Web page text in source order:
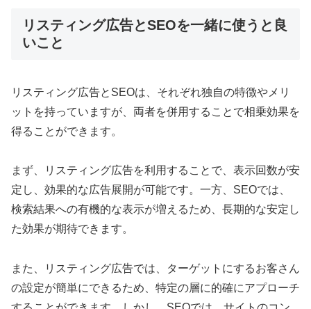
リスティング広告とSEOを一緒に使うと良
いこと
リスティング広告とSEOは、それぞれ独自の特徴やメリ
ットを持っていますが、両者を併用することで相乗効果を
得ることができます。
まず、リスティング広告を利用することで、表示回数が安
定し、効果的な広告展開が可能です。一方、SEOでは、
検索結果への有機的な表示が増えるため、長期的な安定し
た効果が期待できます。
また、リスティング広告では、ターゲットにするお客さん
の設定が簡単にできるため、特定の層に的確にアプローチ